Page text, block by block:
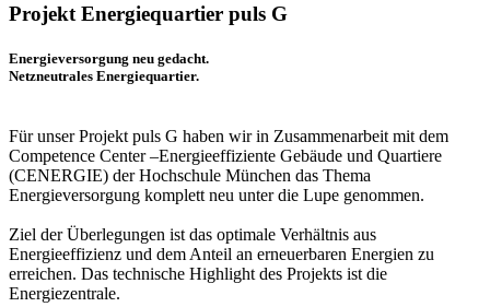
Projekt Energiequartier puls G
Energieversorgung neu gedacht.
Netzneutrales Energiequartier.
Für unser Projekt puls G haben wir in Zusammenarbeit mit dem
Competence Center –Energieeffiziente Gebäude und Quartiere
(CENERGIE) der Hochschule München das Thema
Energieversorgung komplett neu unter die Lupe genommen.
Ziel der Überlegungen ist das optimale Verhältnis aus
Energieeffizienz und dem Anteil an erneuerbaren Energien zu
erreichen. Das technische Highlight des Projekts ist die
Energiezentrale.